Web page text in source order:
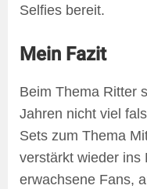
Selfies bereit.
Mein Fazit
Beim Thema Ritter
Jahren nicht viel
Sets zum Thema
verstärkt wieder ins
erwachsene Fans,